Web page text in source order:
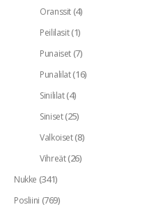
Oranssit(4)
Peililasit(1)
Punaiset(7)
Punalilat(16)
Sinililat(4)
Siniset(25)
Valkoiset(8)
Vihreät(26)
Nukke (341)
Posliini (769)